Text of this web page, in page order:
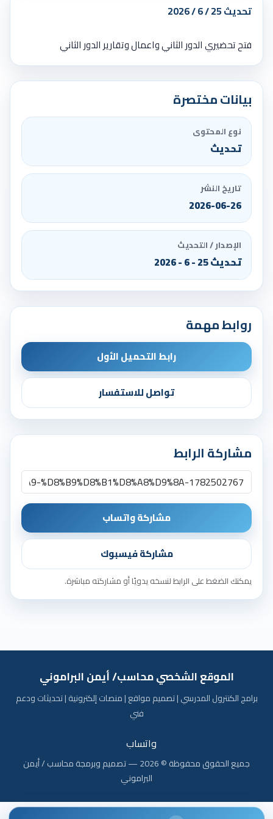
تحديث 25 / 6 / 2026
فتح تحضيري الدور الثاني واعمال وتقارير الدور الثاني
بيانات مختصرة
نوع المحتوى
تحديث
تاريخ النشر
2026-06-26
الإصدار / التحديث
تحديث 25 - 6 - 2026
روابط مهمة
رابط التحميل الأول
تواصل للاستفسار
مشاركة الرابط
مشاركة واتساب
مشاركة فيسبوك
يمكنك الضغط على الرابط لنسخه يدويًا أو مشاركته مباشرة.
الموقع الشخصي محاسب/ أيمن البراموني
برامج الكنترول المدرسي | تصميم مواقع | منصات إلكترونية | تحديثات ودعم
فني
واتساب
جميع الحقوق محفوظة © 2026 — تصميم وبرمجة محاسب / أيمن
البراموني